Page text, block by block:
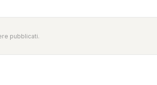
pubblicati.